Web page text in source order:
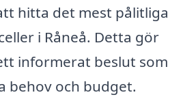
hitta det mest pålitliga
i Råneå. Detta gör
informerat beslut som
behov och budget.